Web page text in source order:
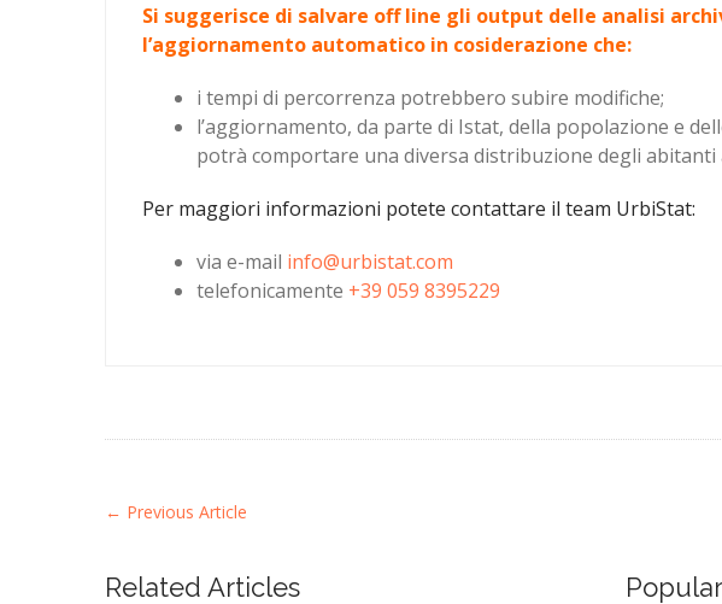
Si suggerisce di salvare off line gli output delle analisi
l’aggiornamento automatico in cosiderazione che:
i tempi di percorrenza potrebbero subire modifiche;
l’aggiornamento, da parte di Istat, della popolazione e
potrà comportare una diversa distribuzione degli
Per maggiori informazioni potete contattare il team UrbiStat:
via e-mail info@urbistat.com
telefonicamente +39 059 8395229
← Previous Article
Related Articles